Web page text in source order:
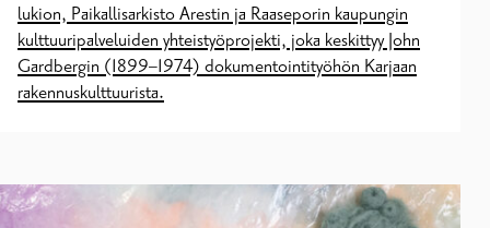
lukion, Paikallisarkisto Arestin ja Raaseporin kaupungin
kulttuuripalveluiden yhteistyöprojekti, joka keskittyy John
Gardbergin (1899–1974) dokumentointityöhön Karjaan
rakennuskulttuurista.